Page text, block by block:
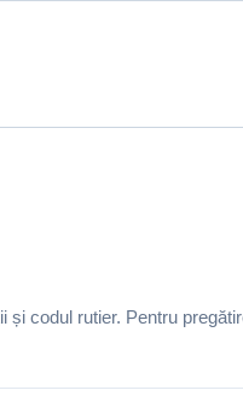
și codul rutier. Pentru